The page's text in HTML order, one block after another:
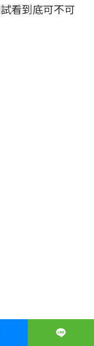
看到底可不可